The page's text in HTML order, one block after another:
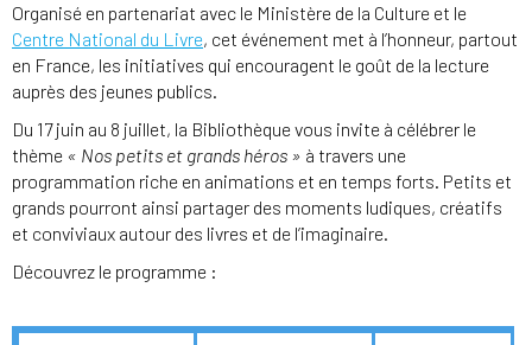
Organisé en partenariat avec le Ministère de la Culture et le
Centre National du Livre, cet événement met à l’honneur, partout
en France, les initiatives qui encouragent le goût de la lecture
auprès des jeunes publics.
Du 17 juin au 8 juillet, la Bibliothèque vous invite à célébrer le
thème « Nos petits et grands héros » à travers une
programmation riche en animations et en temps forts. Petits et
grands pourront ainsi partager des moments ludiques, créatifs
et conviviaux autour des livres et de l’imaginaire.
Découvrez le programme :